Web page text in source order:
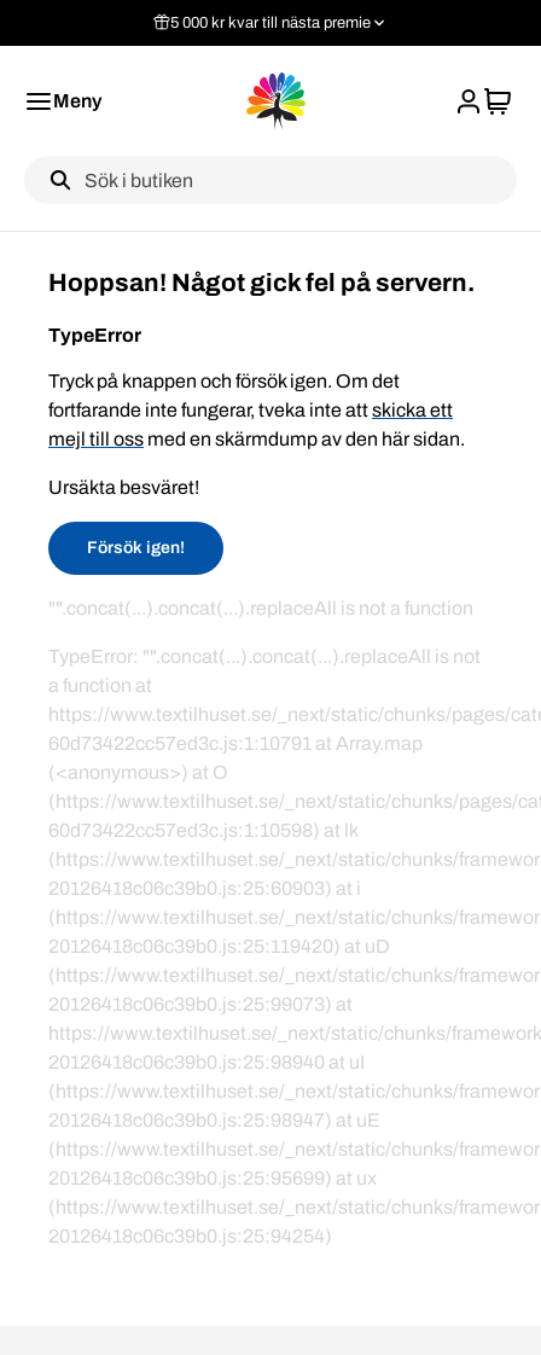
5 000 kr kvar till nästa premie
Meny
Label
Hoppsan! Något gick fel på servern.
TypeError
Tryck på knappen och försök igen. Om det
fortfarande inte fungerar, tveka inte attskicka ett
mejl till oss med en skärmdump av den här sidan.
Ursäkta besväret!
Försök igen!
"".concat(...).concat(...).replaceAll is not a function
TypeError: "".concat(...).concat(...).replaceAll is not
a function at
https://www.textilhuset.se/_next/static/chunks/pages/
60d73422cc57ed3c.js:1:10791 at Array.map
(<anonymous>) at O
(https://www.textilhuset.se/_next/static/chunks/pages/
60d73422cc57ed3c.js:1:10598) at lk
(https://www.textilhuset.se/_next/static/chunks/
20126418c06c39b0.js:25:60903) at i
(https://www.textilhuset.se/_next/static/chunks/
20126418c06c39b0.js:25:119420) at uD
(https://www.textilhuset.se/_next/static/chunks/
20126418c06c39b0.js:25:99073) at
https://www.textilhuset.se/_next/static/chunks/
20126418c06c39b0.js:25:98940 at uI
(https://www.textilhuset.se/_next/static/chunks/
20126418c06c39b0.js:25:98947) at uE
(https://www.textilhuset.se/_next/static/chunks/
20126418c06c39b0.js:25:95699) at ux
(https://www.textilhuset.se/_next/static/chunks/
20126418c06c39b0.js:25:94254)